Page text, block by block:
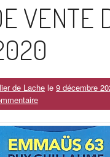
VENTE
de Lache le 9 décembre